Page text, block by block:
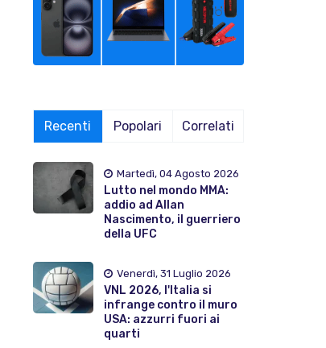
Recenti Popolari Correlati
Martedì, 04 Agosto 2026
Lutto nel mondo MMA:
addio ad Allan
Nascimento, il guerriero
della UFC
Venerdì, 31 Luglio 2026
VNL 2026, l'Italia si
infrange contro il muro
USA: azzurri fuori ai
quarti